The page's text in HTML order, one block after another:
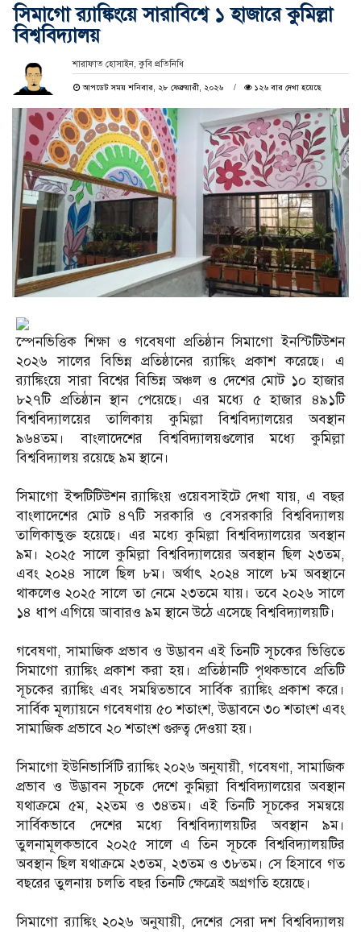
‎সিমাগো র‌্যাঙ্কিংয়ে সারাবিশ্বে ১ হাজারে কুমিল্লা
বিশ্ববিদ্যালয়
শারাফাত হোসাইন, কুবি প্রতিনিধি
আপডেট সময় শনিবার, ২৮ ফেব্রুয়ারী, ২০২৬ ১২৬ বার দেখা হয়েছে
‎স্পেনভিত্তিক শিক্ষা ও গবেষণা প্রতিষ্ঠান সিমাগো ইনস্টিটিউশন
২০২৬ সালের বিভিন্ন প্রতিষ্ঠানের র‌্যাঙ্কিং প্রকাশ করেছে। এ
র‌্যাঙ্কিংয়ে সারা বিশ্বের বিভিন্ন অঞ্চল ও দেশের মোট ১০ হাজার
৮২৭টি প্রতিষ্ঠান স্থান পেয়েছে। এর মধ্যে ৫ হাজার ৪৯১টি
বিশ্ববিদ্যালয়ের তালিকায় কুমিল্লা বিশ্ববিদ্যালয়ের অবস্থান
৯৬৪তম। বাংলাদেশের বিশ্ববিদ্যালয়গুলোর মধ্যে কুমিল্লা
বিশ্ববিদ্যালয় রয়েছে ৯ম স্থানে।
‎সিমাগো ইন্সটিটিউশন র‌্যাঙ্কিংয় ওয়েবসাইটে দেখা যায়, এ বছর
বাংলাদেশের মোট ৪৭টি সরকারি ও বেসরকারি বিশ্ববিদ্যালয়
তালিকাভুক্ত হয়েছে। এর মধ্যে কুমিল্লা বিশ্ববিদ্যালয়ের অবস্থান
৯ম। ২০২৫ সালে কুমিল্লা বিশ্ববিদ্যালয়ের অবস্থান ছিল ২৩তম,
এবং ২০২৪ সালে ছিল ৮ম। অর্থাৎ ২০২৪ সালে ৮ম অবস্থানে
থাকলেও ২০২৫ সালে তা নেমে ২৩তমে যায়। তবে ২০২৬ সালে
১৪ ধাপ এগিয়ে আবারও ৯ম স্থানে উঠে এসেছে বিশ্ববিদ্যালয়টি।
‎গবেষণা, সামাজিক প্রভাব ও উদ্ভাবন এই তিনটি সূচকের ভিত্তিতে
সিমাগো র‌্যাঙ্কিং প্রকাশ করা হয়। প্রতিষ্ঠানটি পৃথকভাবে প্রতিটি
সূচকের র‌্যাঙ্কিং এবং সমন্বিতভাবে সার্বিক র‌্যাঙ্কিং প্রকাশ করে।
সার্বিক মূল্যায়নে গবেষণায় ৫০ শতাংশ, উদ্ভাবনে ৩০ শতাংশ এবং
সামাজিক প্রভাবে ২০ শতাংশ গুরুত্ব দেওয়া হয়।
‎সিমাগো ইউনিভার্সিটি র‌্যাঙ্কিং ২০২৬ অনুযায়ী, গবেষণা, সামাজিক
প্রভাব ও উদ্ভাবন সূচকে দেশে কুমিল্লা বিশ্ববিদ্যালয়ের অবস্থান
যথাক্রমে ৫ম, ২২তম ও ৩৪তম। এই তিনটি সূচকের সমন্বয়ে
সার্বিকভাবে দেশের মধ্যে বিশ্ববিদ্যালয়টির অবস্থান ৯ম।
তুলনামূলকভাবে ২০২৫ সালে এ তিন সূচকে বিশ্ববিদ্যালয়টির
অবস্থান ছিল যথাক্রমে ২৩তম, ২৩তম ও ৩৮তম। সে হিসাবে গত
বছরের তুলনায় চলতি বছর তিনটি ক্ষেত্রেই অগ্রগতি হয়েছে।
‎সিমাগো র‌্যাঙ্কিং ২০২৬ অনুযায়ী, দেশের সেরা দশ বিশ্ববিদ্যালয়